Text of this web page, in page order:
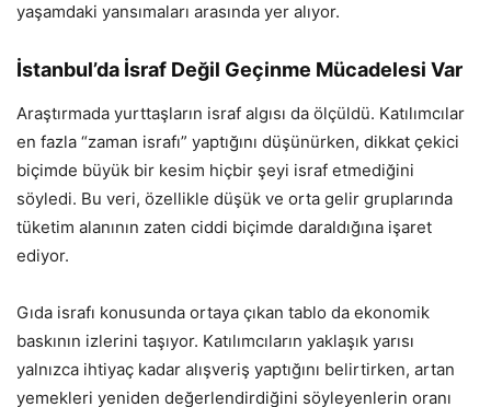
yaşamdaki yansımaları arasında yer alıyor.
İstanbul’da İsraf Değil Geçinme Mücadelesi Var
Araştırmada yurttaşların israf algısı da ölçüldü. Katılımcılar
en fazla “zaman israfı” yaptığını düşünürken, dikkat çekici
biçimde büyük bir kesim hiçbir şeyi israf etmediğini
söyledi. Bu veri, özellikle düşük ve orta gelir gruplarında
tüketim alanının zaten ciddi biçimde daraldığına işaret
ediyor.
Gıda israfı konusunda ortaya çıkan tablo da ekonomik
baskının izlerini taşıyor. Katılımcıların yaklaşık yarısı
yalnızca ihtiyaç kadar alışveriş yaptığını belirtirken, artan
yemekleri yeniden değerlendirdiğini söyleyenlerin oranı